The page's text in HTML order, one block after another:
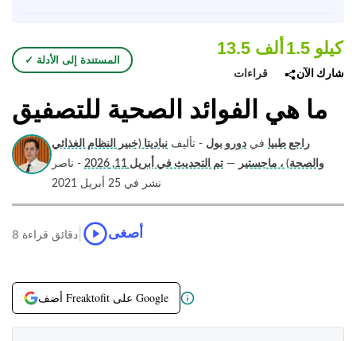
✓ المستندة إلى الأدلة
13.5 ألف
قراءات
1.5 كيلو
شارك الآن
ما هي الفوائد الصحية للتصفيق
راجع طبيا في دورو بول - تأليف نباديتا (خبير النظام الغذائي
والصحة) ، ماجستير — تم التحديث في أبريل 11, 2026
- ناصر
نشر في 25 أبريل 2021
8 دقائق قراءة أصغى
أضف Freaktofit على Google